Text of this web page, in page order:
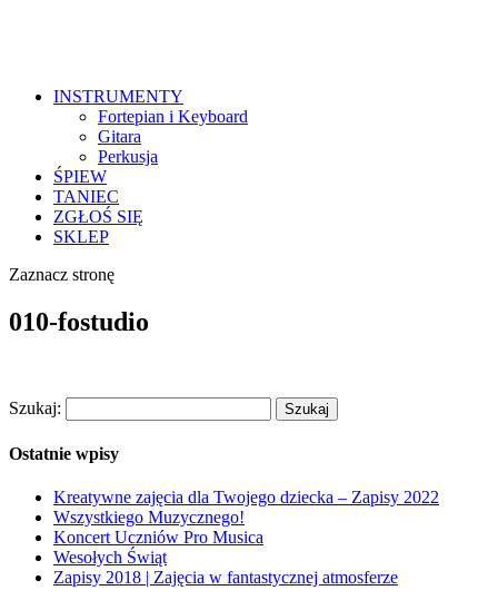
INSTRUMENTY
Fortepian i Keyboard
Gitara
Perkusja
ŚPIEW
TANIEC
ZGŁOŚ SIĘ
SKLEP
Zaznacz stronę
010-fostudio
Szukaj:
Ostatnie wpisy
Kreatywne zajęcia dla Twojego dziecka – Zapisy 2022
Wszystkiego Muzycznego!
Koncert Uczniów Pro Musica
Wesołych Świąt
Zapisy 2018 | Zajęcia w fantastycznej atmosferze